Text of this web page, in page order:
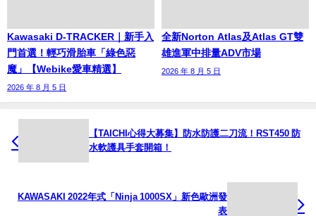
Kawasaki D-TRACKER｜新手入
門首選！輕巧滑胎車「綠色惡
魔」【Webike愛車精選】
2026 年 8 月 5 日
全新Norton Atlas及Atlas GT雙
雄進軍中排量ADV市場
2026 年 8 月 5 日
【TAICHI心得大募集】防水防護二刀流！RST450 防
水軟護具手套開箱！
KAWASAKI 2022年式「Ninja 1000SX」新色歐洲發
表